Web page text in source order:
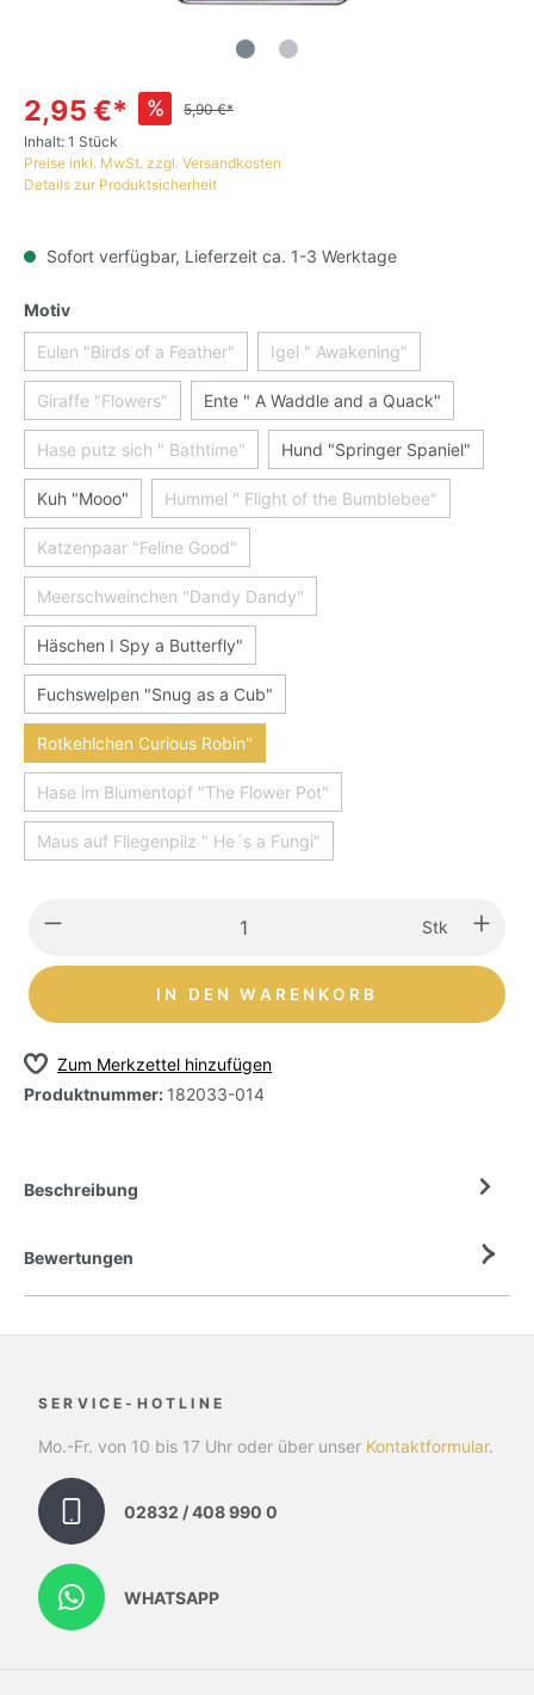
2,95 €* %
5,90 €*
Inhalt: 1 Stück
Preise inkl. MwSt. zzgl. Versandkosten
Details zur Produktsicherheit
Sofort verfügbar, Lieferzeit ca. 1-3 Werktage
Motiv
Eulen "Birds of a Feather" Igel " Awakening"
Giraffe "Flowers" Ente " A Waddle and a Quack"
Hase putz sich " Bathtime" Hund "Springer Spaniel"
Kuh "Mooo" Hummel " Flight of the Bumblebee"
Katzenpaar "Feline Good"
Meerschweinchen "Dandy Dandy"
Häschen I Spy a Butterfly"
Fuchswelpen "Snug as a Cub"
Rotkehlchen Curious Robin"
Hase im Blumentopf "The Flower Pot"
Maus auf Fliegenpilz " He´s a Fungi"
Stk
IN DEN WARENKORB
Zum Merkzettel hinzufügen
Produktnummer: 182033-014
Beschreibung
Bewertungen
SERVICE-HOTLINE
Mo.-Fr. von 10 bis 17 Uhr oder über unser Kontaktformular.
02832 / 408 990 0
WHATSAPP